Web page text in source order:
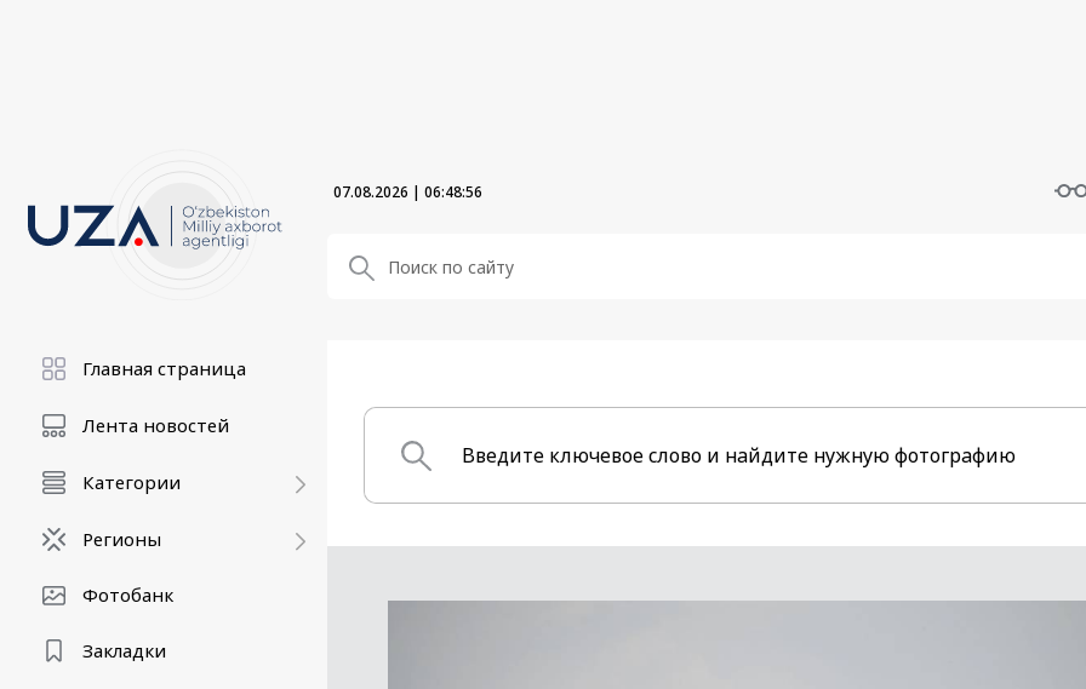
07.08.2026 | 06:48:57
Главная страница
Лента новостей
Категории
Регионы
Фотобанк
Закладки